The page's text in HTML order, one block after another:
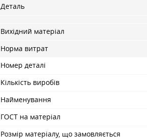
Деталь
Вихідний матеріал
Норма витрат
Номер деталі
Кількість виробів
Найменування
ГОСТ на матеріал
Розмір матеріалу, що замовляється